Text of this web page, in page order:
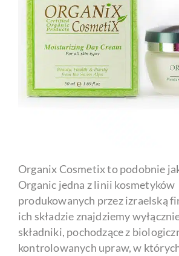
Organix Cosmetix to podobnie
Organic jedna z linii kosmetyków
produkowanych przez izraelską
ich składzie znajdziemy
składniki, pochodzące z
kontrolowanych upraw, w